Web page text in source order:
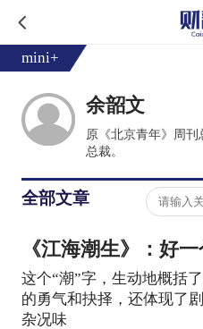
mini+
余韶文
原《北京青年》周
总裁。
全部文章
《江海潮生》：好
这个“潮”字，生动地概括
的勇气和抉择，还体现了
杂况味